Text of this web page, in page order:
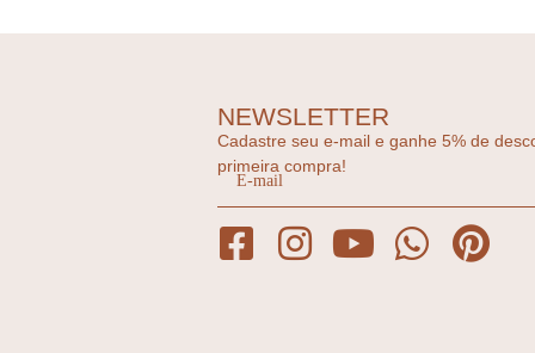
NEWSLETTER
Cadastre seu e-mail e ganhe 5% de
primeira compra!